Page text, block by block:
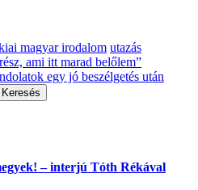
magyar irodalom utazás
ami itt marad belőlem”
egy jó beszélgetés után
– interjú Tóth Rékával